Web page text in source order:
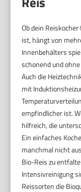
Ob dein
ist, hängt von
Innenbehälters
schonend und
Auch die
mit
empfindlicher ist.
hilfreich, die
Ein einfaches
manchmal nicht
Bio-Reis zu
Intensivreinigung
Reissorten die